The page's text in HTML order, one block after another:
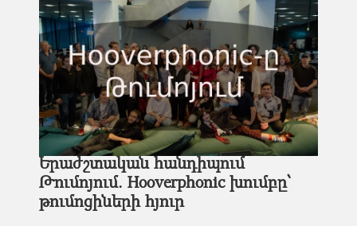
Երաժշտական հանդիպում
Թումոյում. Hooverphonic խումբը՝
թումոցիների հյուր